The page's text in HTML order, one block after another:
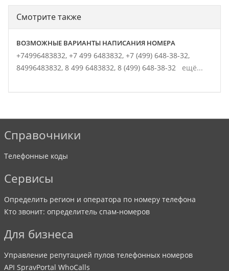
Смотрите также
ВОЗМОЖНЫЕ ВАРИАНТЫ НАПИСАНИЯ НОМЕРА
+74996483832, +7 499 6483832, +7 (499) 648-38-32,
84996483832, 8 499 6483832, 8 (499) 648-38-32 ещё...
Справочники
Телефонные коды
Сервисы
Определить регион и оператора по номеру телефона
Кто звонит: определитель спам-номеров
Для бизнеса
Управление репутацией пулов телефонных номеров
API SpravPortal WhoCalls